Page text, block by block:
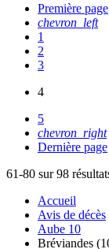
Première page
chevron_left
1
2
3
4
5
chevron_right
Dernière page
61-80 sur 98
Accueil
Avis de décès
Aube 10
Bréviandes